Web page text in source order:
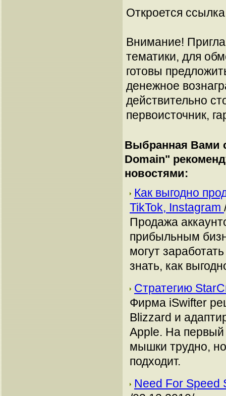
Откроется
Внимание!
тематики, для
готовы
денежное
действительно
первоисточник,
Выбранная Вами
Domain"
новостями:
Как выгодно
TikTok, Instagram
Продажа
прибыльным
могут
знать, как
Стратегию
Фирма iSwifter
Blizzard и
Apple. На первый
мышки трудно,
подходит.
Need For Speed